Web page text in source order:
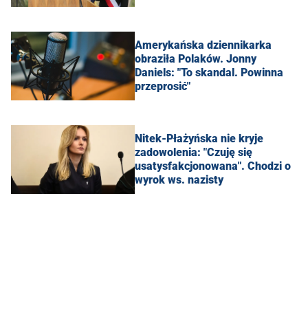
Amerykańska dziennikarka
obraziła Polaków. Jonny
Daniels: "To skandal. Powinna
przeprosić"
Nitek-Płażyńska nie kryje
zadowolenia: "Czuję się
usatysfakcjonowana". Chodzi o
wyrok ws. nazisty